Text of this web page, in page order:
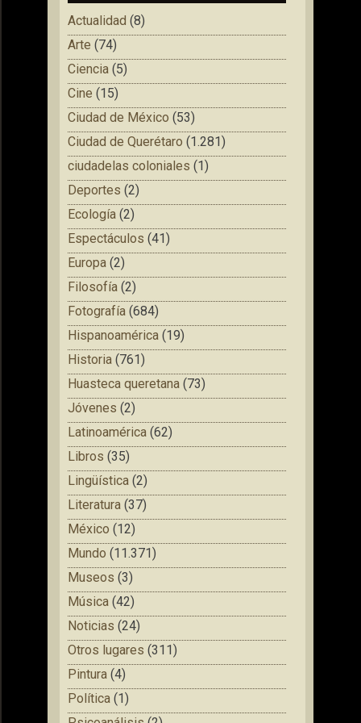
Actualidad (8)
Arte (74)
Ciencia (5)
Cine (15)
Ciudad de México (53)
Ciudad de Querétaro (1.281)
ciudadelas coloniales (1)
Deportes (2)
Ecología (2)
Espectáculos (41)
Europa (2)
Filosofía (2)
Fotografía (684)
Hispanoamérica (19)
Historia (761)
Huasteca queretana (73)
Jóvenes (2)
Latinoamérica (62)
Libros (35)
Lingüística (2)
Literatura (37)
México (12)
Mundo (11.371)
Museos (3)
Música (42)
Noticias (24)
Otros lugares (311)
Pintura (4)
Política (1)